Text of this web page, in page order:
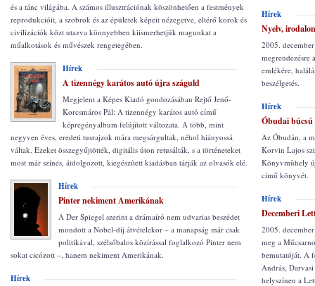
és a tánc világába. A számos illusztrációnak köszönhetően a festmények
reprodukcióit, a szobrok és az épületek képeit nézegetve, eltérő korok és
civilizációk közt utazva könnyebben kiismerhetjük magunkat a
műalkotások és művészek rengetegében.
Hírek
A tizennégy karátos autó újra száguld
Megjelent a Képes Kiadó gondozásában Rejtő Jenő-
Korcsmáros Pál: A tizennégy karátos autó című
képregényalbum felújított változata. A több, mint
negyven éves, eredeti tusrajzok mára megsárgultak, néhol hiányossá
váltak. Ezeket összegyűjtötték, digitális úton retusálták, s a történeteket
most már színes, átdolgozott, kiegészített kiadásban tárják az olvasók elé.
Hírek
Pinter nekiment Amerikának
A Der Spiegel szerint a drámaíró nem udvarias beszédet
mondott a Nobel-díj átvételekor – a manapság már csak
politikával, szélsőbalos közírással foglalkozó Pinter nem
sokat cicózott –, hanem nekiment Amerikának.
Hírek
Hírek
Nyelv,
2005.
megrendezésre
emlékére,
beszélgetés.
Hírek
Óbudai búcsú
Az Óbudán, a
Korvin Lajos
Könyvmûhely
című könyvét.
Hírek
Decemberi
2005.
meg a
bemutatóját. A
András,
helyszínen a